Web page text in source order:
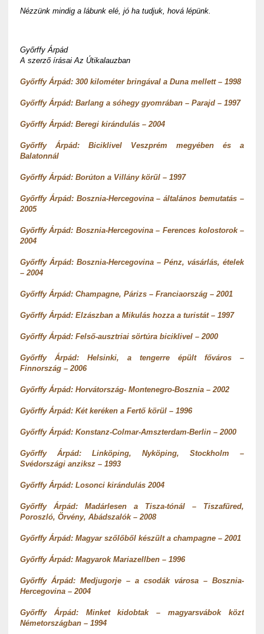
Nézzünk mindig a lábunk elé, jó ha tudjuk, hová lépünk.
Győrffy Árpád
A szerző írásai Az Útikalauzban
Győrffy Árpád: 300 kilométer bringával a Duna mellett – 1998
Győrffy Árpád: Barlang a sóhegy gyomrában – Parajd – 1997
Győrffy Árpád: Beregi kirándulás – 2004
Győrffy Árpád: Biciklivel Veszprém megyében és a
Balatonnál
Győrffy Árpád: Borúton a Villány körül – 1997
Győrffy Árpád: Bosznia-Hercegovina – általános bemutatás –
2005
Győrffy Árpád: Bosznia-Hercegovina – Ferences kolostorok –
2004
Győrffy Árpád: Bosznia-Hercegovina – Pénz, vásárlás, ételek
– 2004
Győrffy Árpád: Champagne, Párizs – Franciaország – 2001
Győrffy Árpád: Elzászban a Mikulás hozza a turistát – 1997
Győrffy Árpád: Felső-ausztriai sörtúra biciklivel – 2000
Győrffy Árpád: Helsinki, a tengerre épült főváros –
Finnország – 2006
Győrffy Árpád: Horvátország- Montenegro-Bosznia – 2002
Győrffy Árpád: Két keréken a Fertő körül – 1996
Győrffy Árpád: Konstanz-Colmar-Amszterdam-Berlin – 2000
Győrffy Árpád: Linköping, Nyköping, Stockholm –
Svédországi anziksz – 1993
Győrffy Árpád: Losonci kirándulás 2004
Győrffy Árpád: Madárlesen a Tisza-tónál – Tiszafüred,
Poroszló, Örvény, Abádszalók – 2008
Győrffy Árpád: Magyar szőlőből készült a champagne – 2001
Győrffy Árpád: Magyarok Mariazellben – 1996
Győrffy Árpád: Medjugorje – a csodák városa – Bosznia-
Hercegovina – 2004
Győrffy Árpád: Minket kidobtak – magyarsvábok közt
Németországban – 1994